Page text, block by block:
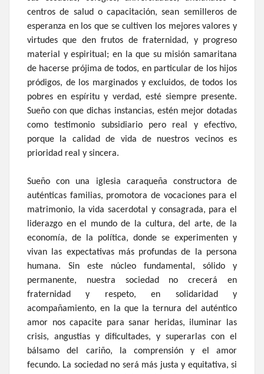
centros de salud o capacitación, sean semilleros de
esperanza en los que se cultiven los mejores valores y
virtudes que den frutos de fraternidad, y progreso
material y espiritual; en la que su misión samaritana
de hacerse prójima de todos, en particular de los hijos
pródigos, de los marginados y excluidos, de todos los
pobres en espíritu y verdad, esté siempre presente.
Sueño con que dichas instancias, estén mejor dotadas
como testimonio subsidiario pero real y efectivo,
porque la calidad de vida de nuestros vecinos es
prioridad real y sincera.
Sueño con una iglesia caraqueña constructora de
auténticas familias, promotora de vocaciones para el
matrimonio, la vida sacerdotal y consagrada, para el
liderazgo en el mundo de la cultura, del arte, de la
economía, de la política, donde se experimenten y
vivan las expectativas más profundas de la persona
humana. Sin este núcleo fundamental, sólido y
permanente, nuestra sociedad no crecerá en
fraternidad y respeto, en solidaridad y
acompañamiento, en la que la ternura del auténtico
amor nos capacite para sanar heridas, iluminar las
crisis, angustias y dificultades, y superarlas con el
bálsamo del cariño, la comprensión y el amor
fecundo. La sociedad no será más justa y equitativa, si